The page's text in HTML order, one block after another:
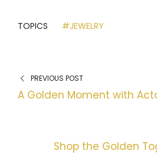
TOPICS #JEWELRY
PREVIOUS POST
A Golden Moment with
Shop the Golden